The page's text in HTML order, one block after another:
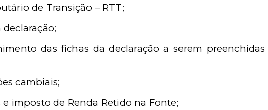
de Transição – RTT;
das fichas da declaração a serem
cambiais;
imposto de Renda Retido na Fonte;